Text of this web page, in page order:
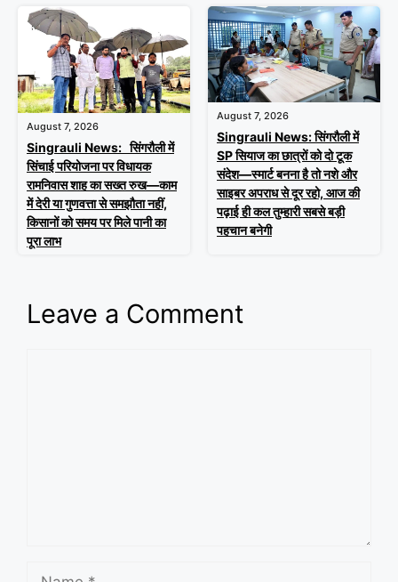
August 7, 2026
Singrauli News: सिंगरौली में
सिंचाई परियोजना पर विधायक
रामनिवास शाह का सख्त रुख—काम
में देरी या गुणवत्ता से समझौता नहीं,
किसानों को समय पर मिले पानी का
पूरा लाभ
August 7, 2026
Singrauli News: सिंगरौली में
SP सियाज का छात्रों को दो टूक
संदेश—स्मार्ट बनना है तो नशे और
साइबर अपराध से दूर रहो, आज की
पढ़ाई ही कल तुम्हारी सबसे बड़ी
पहचान बनेगी
Leave a Comment
Name